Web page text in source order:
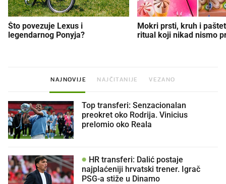
Što povezuje Lexus i
legendarnog Ponyja?
Mokri prsti, kruh i
ritual koji nikad nismo
NAJNOVIJE NAJČITANIJE VEZANO
Top transferi: Senzacionalan
preokret oko Rodrija. Vinicius
prelomio oko Reala
HR transferi: Dalić postaje
najplaćeniji hrvatski trener. Igrač
PSG-a stiže u Dinamo